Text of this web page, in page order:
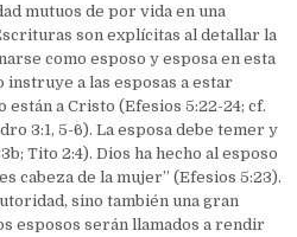
mutuos de por vida en una
son explícitas al detallar la
como esposo y esposa en esta
a las esposas a estar
están a Cristo (Efesios 5:22-24; cf.
3:1, 5-6). La esposa debe temer y
Tito 2:4). Dios ha hecho al esposo
cabeza de la mujer” (Efesios 5:23).
sino también una gran
esposos serán llamados a rendir